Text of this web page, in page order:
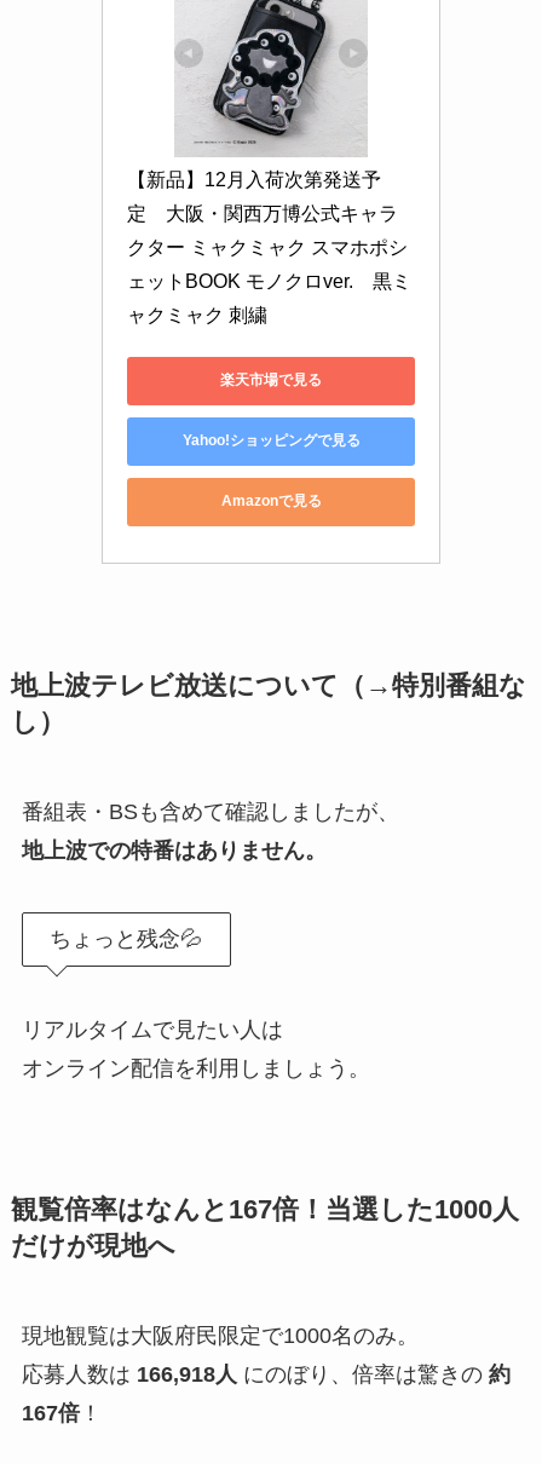
【新品】12月入荷次第発送予
定　大阪・関西万博公式キャラ
クター ミャクミャク スマホポシ
ェットBOOK モノクロver.　黒ミ
ャクミャク 刺繍
楽天市場で見る
Yahoo!ショッピングで見る
Amazonで見る
地上波テレビ放送について（→特別番組な
し）
番組表・BSも含めて確認しましたが、
地上波での特番はありません。
ちょっと残念💦
リアルタイムで見たい人は
オンライン配信を利用しましょう。
観覧倍率はなんと167倍！当選した1000人
だけが現地へ
現地観覧は大阪府民限定で1000名のみ。
応募人数は 166,918人 にのぼり、倍率は驚きの 約
167倍！